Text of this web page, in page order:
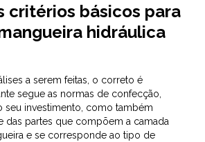
critérios básicos para
hidráulica
a serem feitas, o correto é
segue as normas de confecção,
seu investimento, como também
das partes que compõem a camada
e se corresponde ao tipo de